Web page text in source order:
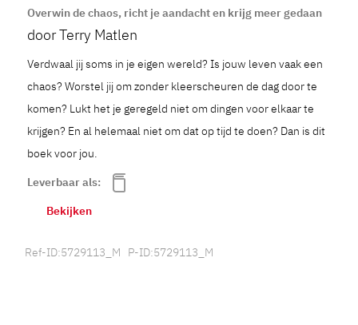
Overwin de chaos, richt je aandacht en krijg meer gedaan
door Terry Matlen
Verdwaal jij soms in je eigen wereld? Is jouw leven vaak een
chaos? Worstel jij om zonder kleerscheuren de dag door te
komen? Lukt het je geregeld niet om dingen voor elkaar te
krijgen? En al helemaal niet om dat op tijd te doen? Dan is dit
boek voor jou.
Leverbaar als:
Bekijken
Ref-ID:5729113_M P-ID:5729113_M